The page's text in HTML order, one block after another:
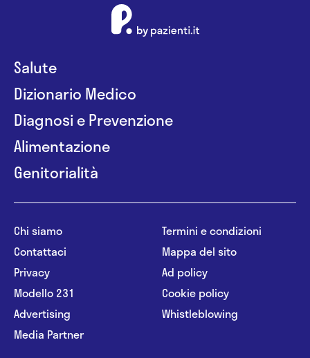
Salute
Dizionario Medico
Diagnosi e Prevenzione
Alimentazione
Genitorialità
Chi siamo
Contattaci
Privacy
Modello 231
Advertising
Media Partner
Termini e condizioni
Mappa del sito
Ad policy
Cookie policy
Whistleblowing